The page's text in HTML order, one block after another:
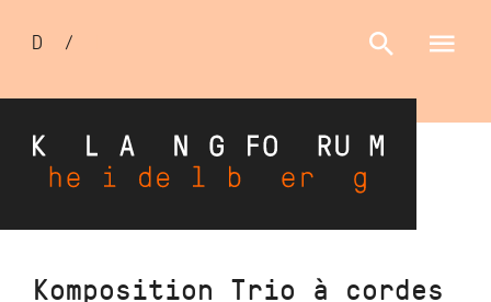
Direkt
Sprachumschalter
D /
Komposition Trio à cordes